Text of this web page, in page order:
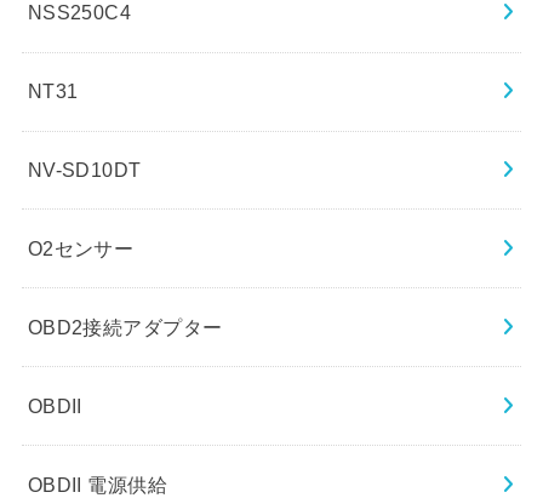
NSS250C4
NT31
NV-SD10DT
O2センサー
OBD2接続アダプター
OBDII
OBDII 電源供給